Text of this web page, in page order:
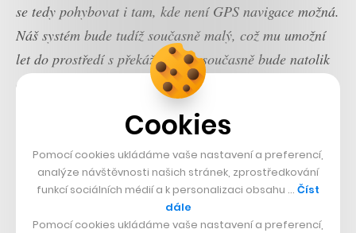
se tedy pohybovat i tam, kde není GPS navigace možná.
Náš systém bude tudíž současně malý, což mu umožní
let do prostředí s překážkami, a současně bude natolik
chytrý, že v tom prostředí bude umět létat,“
říká Martin
Saska, vedoucí skupiny MRS.
Na vývoji dronu se budou podílet i studenti programu
Kybernetika a robotika Fakulty elektrotechnické na
ČVUT a zároveň se jedná o spolupráci s Národní
technickou univerzitou Ukrajiny. Na Ukrajině totiž
Cookies
Pomocí cookies ukládáme vaše nastavení a preferencí,
analýze návštěvnosti našich stránek, zprostředkování
funkcí sociálních médií a k personalizaci obsahu … Číst
dále
Pomocí cookies ukládáme vaše nastavení a preferencí,